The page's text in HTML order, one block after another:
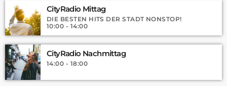
CityRadio Mittag
DIE BESTEN HITS DER STADT NONSTOP!
10:00 - 14:00
CityRadio Nachmittag
14:00 - 18:00